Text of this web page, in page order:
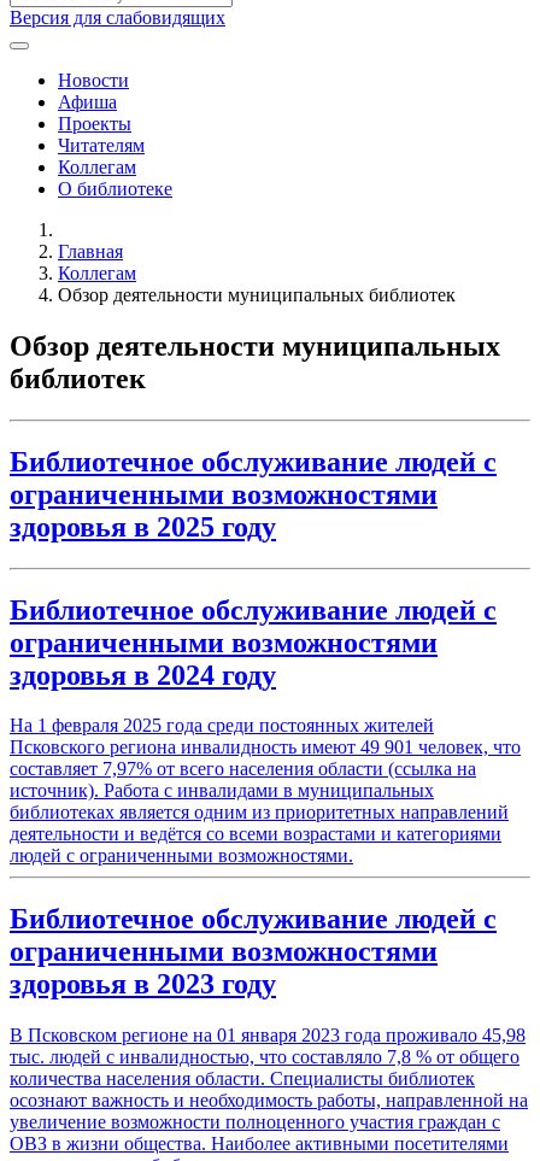
Версия для слабовидящих
Новости
Афиша
Проекты
Читателям
Коллегам
О библиотеке
Главная
Коллегам
Обзор деятельности муниципальных библиотек
Обзор деятельности муниципальных
библиотек
Библиотечное обслуживание людей с
ограниченными возможностями
здоровья в 2025 году
Библиотечное обслуживание людей с
ограниченными возможностями
здоровья в 2024 году
На 1 февраля 2025 года среди постоянных жителей
Псковского региона инвалидность имеют 49 901 человек, что
составляет 7,97% от всего населения области (ссылка на
источник). Работа с инвалидами в муниципальных
библиотеках является одним из приоритетных направлений
деятельности и ведётся со всеми возрастами и категориями
людей с ограниченными возможностями.
Библиотечное обслуживание людей с
ограниченными возможностями
здоровья в 2023 году
В Псковском регионе на 01 января 2023 года проживало 45,98
тыс. людей с инвалидностью, что составляло 7,8 % от общего
количества населения области. Специалисты библиотек
осознают важность и необходимость работы, направленной на
увеличение возможности полноценного участия граждан с
ОВЗ в жизни общества. Наиболее активными посетителями